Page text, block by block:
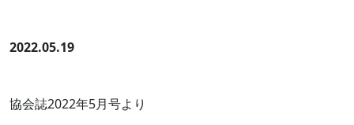
2022.05.19
協会誌2022年5月号より